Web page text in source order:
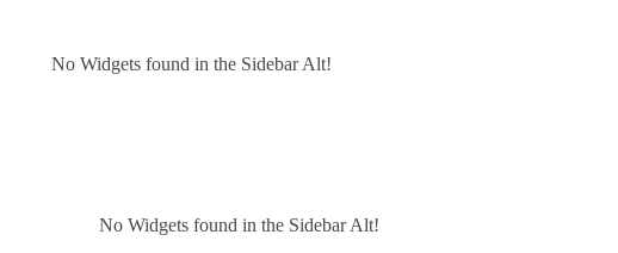
No Widgets found in the Sidebar Alt!
No Widgets found in the Sidebar Alt!